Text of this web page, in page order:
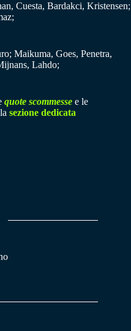
Cuesta, Bardakci, Kristensen;
Maikuma, Goes, Penetra,
Lahdo;
quote scommesse e le
sezione dedicata